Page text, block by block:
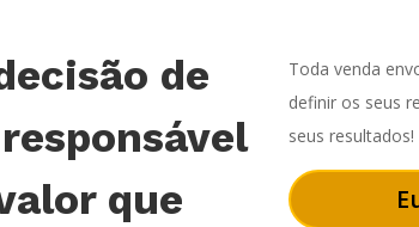
de
que
Toda venda
definir os seus
seus resultados!